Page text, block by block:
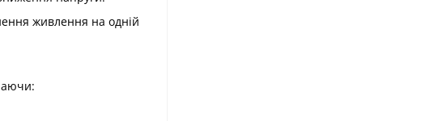
живлення на одній